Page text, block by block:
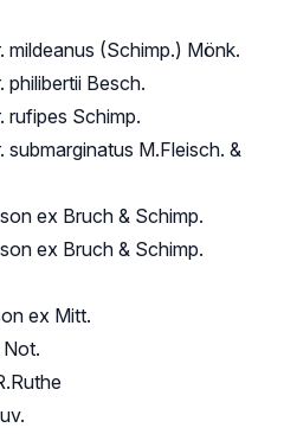
mildeanus (Schimp.) Mönk.
philibertii Besch.
rufipes Schimp.
submarginatus M.Fleisch. &
ex Bruch & Schimp.
ex Bruch & Schimp.
ex Mitt.
Not.